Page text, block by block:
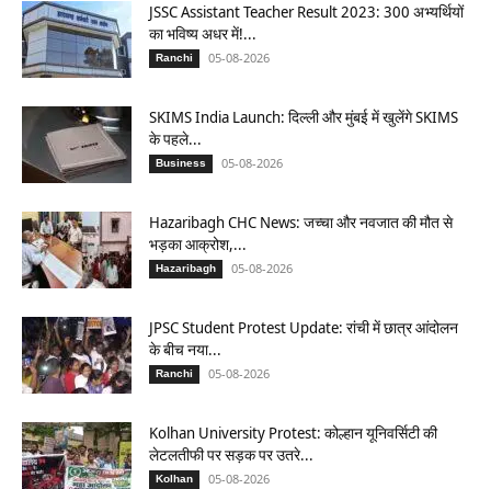
JSSC Assistant Teacher Result 2023: 300 अभ्यर्थियों
का भविष्य अधर में!...
Ranchi 05-08-2026
SKIMS India Launch: दिल्ली और मुंबई में खुलेंगे SKIMS
के पहले...
Business 05-08-2026
Hazaribagh CHC News: जच्चा और नवजात की मौत से
भड़का आक्रोश,...
Hazaribagh 05-08-2026
JPSC Student Protest Update: रांची में छात्र आंदोलन
के बीच नया...
Ranchi 05-08-2026
Kolhan University Protest: कोल्हान यूनिवर्सिटी की
लेटलतीफी पर सड़क पर उतरे...
Kolhan 05-08-2026